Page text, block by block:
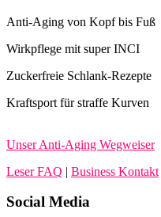
Anti-Aging von Kopf bis Fuß
Wirkpflege mit super INCI
Zuckerfreie Schlank-Rezepte
Kraftsport für straffe Kurven
Unser Anti-Aging Wegweiser
Leser FAQ | Business Kontakt
Social Media